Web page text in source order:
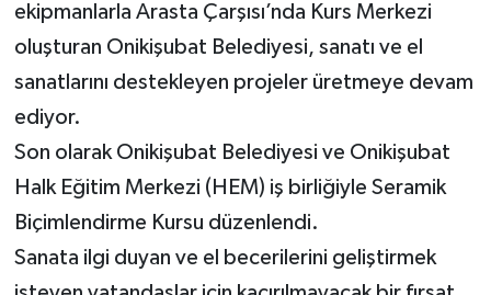
ekipmanlarla Arasta Çarşısı’nda Kurs Merkezi
oluşturan Onikişubat Belediyesi, sanatı ve el
sanatlarını destekleyen projeler üretmeye devam
ediyor.
Son olarak Onikişubat Belediyesi ve Onikişubat
Halk Eğitim Merkezi (HEM) iş birliğiyle Seramik
Biçimlendirme Kursu düzenlendi.
Sanata ilgi duyan ve el becerilerini geliştirmek